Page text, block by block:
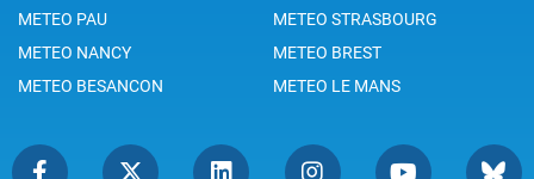
METEO PAU
METEO STRASBOURG
METEO NANCY
METEO BREST
METEO BESANCON
METEO LE MANS